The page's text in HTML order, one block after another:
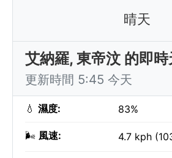
晴天
艾納羅, 東帝汶 的即
更新時間 5:45 今天
💧 濕度: 83%
🌬️ 風速: 4.7 kph